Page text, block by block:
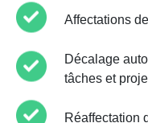
Affectations
Décalage
tâches et
Réaffectation